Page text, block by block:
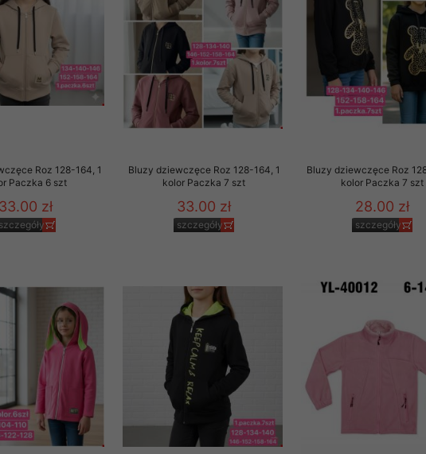
Roz 128-164, 1
Paczka 6 szt
33.00 zł
szczegóły
Bluzy dziewczęce Roz 128-164, 1
kolor Paczka 7 szt
33.00 zł
szczegóły
Bluzy dziewczęce Roz
kolor Paczka 7 szt
28.00 zł
szczegóły
wyrazili na to zgodę. Dotyczy to w
wskazanego przez nas linka
rabatach i nowościach w
w szczególności danych